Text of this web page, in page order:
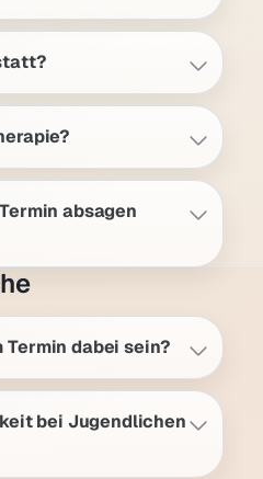
absagen
dabei sein?
bei Jugendlichen